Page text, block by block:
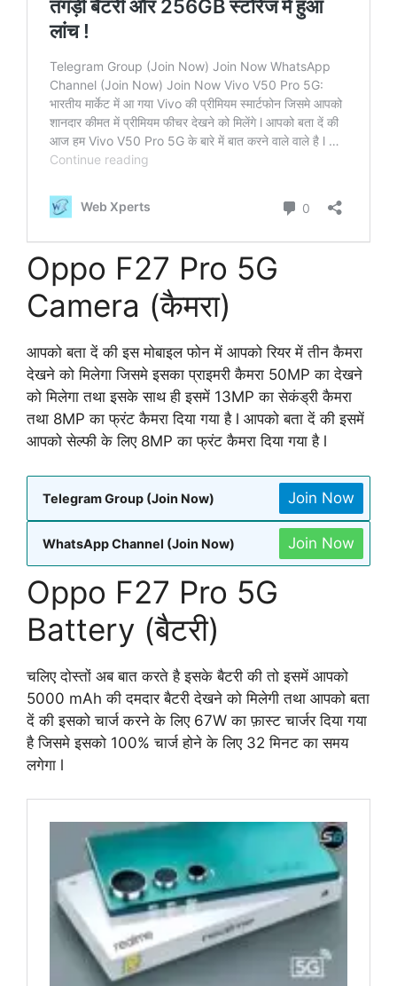
Oppo F27 Pro 5G
Camera (कैमरा)
आपको बता दें की इस मोबाइल फोन में आपको रियर में तीन कैमरा
देखने को मिलेगा जिसमे इसका प्राइमरी कैमरा 50MP का देखने
को मिलेगा तथा इसके साथ ही इसमें 13MP का सेकंड्री कैमरा
तथा 8MP का फ्रंट कैमरा दिया गया है l आपको बता दें की इसमें
आपको सेल्फी के लिए 8MP का फ्रंट कैमरा दिया गया है l
Telegram Group (Join Now) Join Now
WhatsApp Channel (Join Now) Join Now
Oppo F27 Pro 5G
Battery (बैटरी)
चलिए दोस्तों अब बात करते है इसके बैटरी की तो इसमें आपको
5000 mAh की दमदार बैटरी देखने को मिलेगी तथा आपको बता
दें की इसको चार्ज करने के लिए 67W का फ़ास्ट चार्जर दिया गया
है जिसमे इसको 100% चार्ज होने के लिए 32 मिनट का समय
लगेगा l